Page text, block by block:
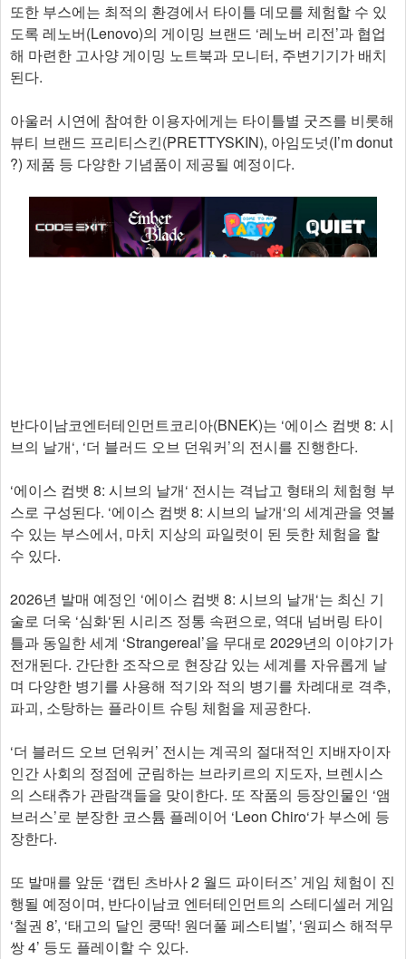
또한 부스에는 최적의 환경에서 타이틀 데모를 체험할 수 있
도록 레노버(Lenovo)의 게이밍 브랜드 ‘레노버 리전’과 협업
해 마련한 고사양 게이밍 노트북과 모니터, 주변기기가 배치
된다.
아울러 시연에 참여한 이용자에게는 타이틀별 굿즈를 비롯해
뷰티 브랜드 프리티스킨(PRETTYSKIN), 아임도넛(I’m donut
?) 제품 등 다양한 기념품이 제공될 예정이다.
반다이남코엔터테인먼트코리아(BNEK)는 ‘에이스 컴뱃 8: 시
브의 날개‘, ‘더 블러드 오브 던워커’의 전시를 진행한다.
‘에이스 컴뱃 8: 시브의 날개‘ 전시는 격납고 형태의 체험형 부
스로 구성된다. ‘에이스 컴뱃 8: 시브의 날개‘의 세계관을 엿볼
수 있는 부스에서, 마치 지상의 파일럿이 된 듯한 체험을 할
수 있다.
2026년 발매 예정인 ‘에이스 컴뱃 8: 시브의 날개‘는 최신 기
술로 더욱 ‘심화‘된 시리즈 정통 속편으로, 역대 넘버링 타이
틀과 동일한 세계 ‘Strangereal’을 무대로 2029년의 이야기가
전개된다. 간단한 조작으로 현장감 있는 세계를 자유롭게 날
며 다양한 병기를 사용해 적기와 적의 병기를 차례대로 격추,
파괴, 소탕하는 플라이트 슈팅 체험을 제공한다.
‘더 블러드 오브 던워커’ 전시는 계곡의 절대적인 지배자이자
인간 사회의 정점에 군림하는 브라키르의 지도자, 브렌시스
의 스태츄가 관람객들을 맞이한다. 또 작품의 등장인물인 ‘앰
브러스’로 분장한 코스튬 플레이어 ‘Leon Chiro‘가 부스에 등
장한다.
또 발매를 앞둔 ‘캡틴 츠바사 2 월드 파이터즈’ 게임 체험이 진
행될 예정이며, 반다이남코 엔터테인먼트의 스테디셀러 게임
‘철권 8’, ‘태고의 달인 쿵딱! 원더풀 페스티벌’, ‘원피스 해적무
쌍 4’ 등도 플레이할 수 있다.